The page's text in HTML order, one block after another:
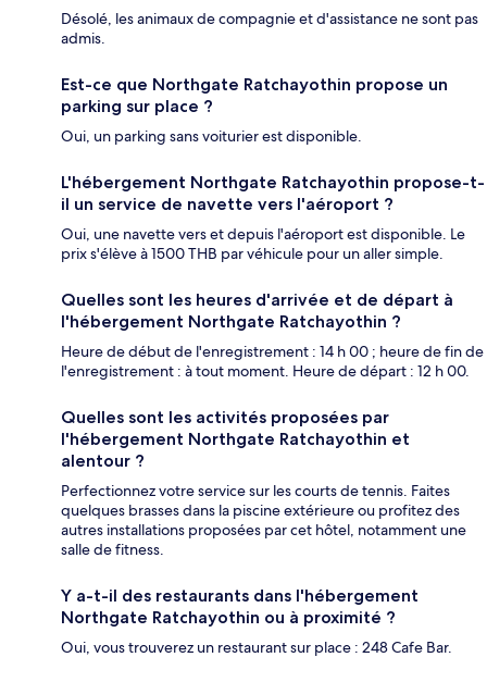
Désolé, les animaux de compagnie et d'assistance ne sont pas
admis.
Est-ce que Northgate Ratchayothin propose un
parking sur place ?
Oui, un parking sans voiturier est disponible.
L'hébergement Northgate Ratchayothin propose-t-
il un service de navette vers l'aéroport ?
Oui, une navette vers et depuis l'aéroport est disponible. Le
prix s'élève à 1500 THB par véhicule pour un aller simple.
Quelles sont les heures d'arrivée et de départ à
l'hébergement Northgate Ratchayothin ?
Heure de début de l'enregistrement : 14 h 00 ; heure de fin de
l'enregistrement : à tout moment. Heure de départ : 12 h 00.
Quelles sont les activités proposées par
l'hébergement Northgate Ratchayothin et
alentour ?
Perfectionnez votre service sur les courts de tennis. Faites
quelques brasses dans la piscine extérieure ou profitez des
autres installations proposées par cet hôtel, notamment une
salle de fitness.
Y a-t-il des restaurants dans l'hébergement
Northgate Ratchayothin ou à proximité ?
Oui, vous trouverez un restaurant sur place : 248 Cafe Bar.